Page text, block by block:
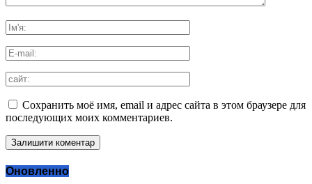
Сохранить моё имя, email и адрес сайта в этом браузере для
последующих моих комментариев.
Оновленно